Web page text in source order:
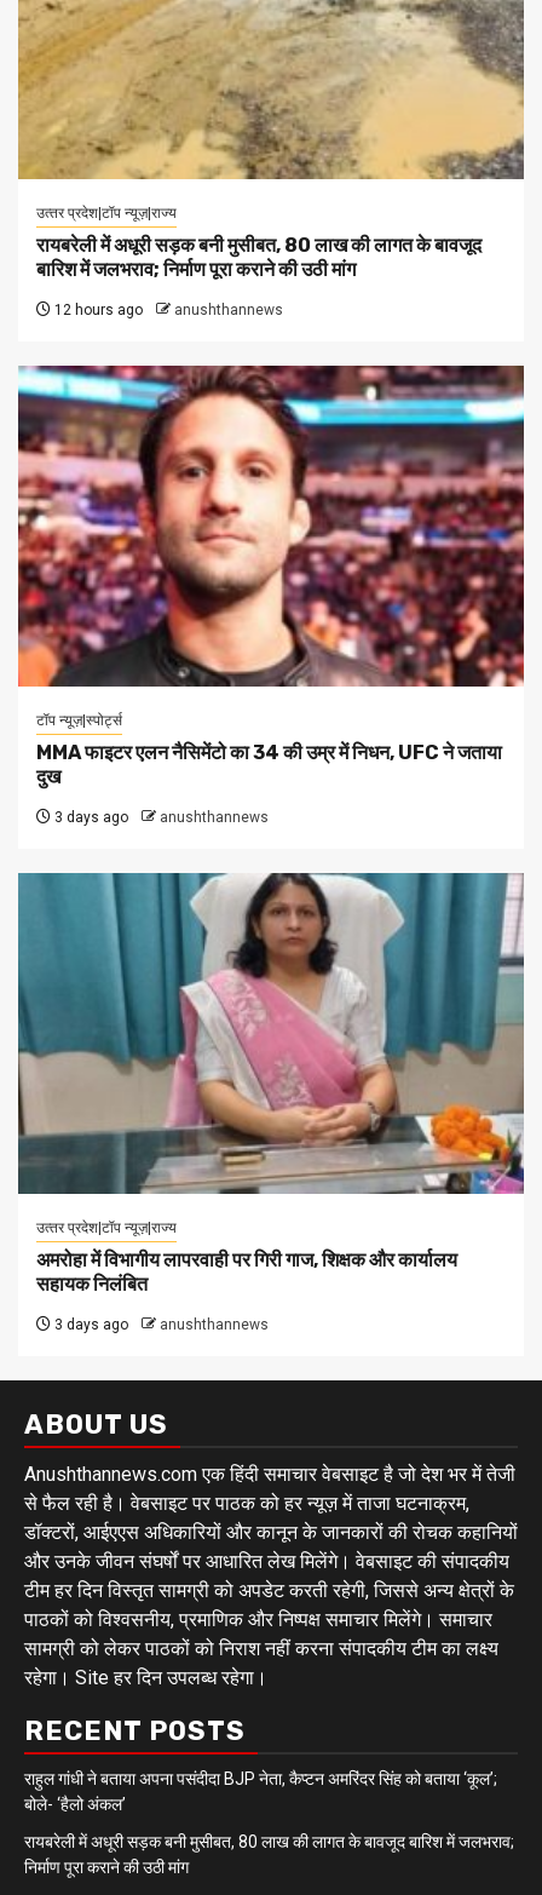
उत्‍तर प्रदेश|टॉप न्यूज़|राज्य
रायबरेली में अधूरी सड़क बनी मुसीबत, 80 लाख की लागत के बावजूद
बारिश में जलभराव; निर्माण पूरा कराने की उठी मांग
12 hours ago anushthannews
टॉप न्यूज़|स्पोर्ट्स
MMA फाइटर एलन नैसिमेंटो का 34 की उम्र में निधन, UFC ने जताया
दुख
3 days ago anushthannews
उत्‍तर प्रदेश|टॉप न्यूज़|राज्य
अमरोहा में विभागीय लापरवाही पर गिरी गाज, शिक्षक और कार्यालय
सहायक निलंबित
3 days ago anushthannews
ABOUT US
Anushthannews.com एक हिंदी समाचार वेबसाइट है जो देश भर में तेजी
से फैल रही है। वेबसाइट पर पाठक को हर न्यूज़ में ताजा घटनाक्रम,
डॉक्टरों, आईएएस अधिकारियों और कानून के जानकारों की रोचक कहानियों
और उनके जीवन संघर्षों पर आधारित लेख मिलेंगे। वेबसाइट की संपादकीय
टीम हर दिन विस्तृत सामग्री को अपडेट करती रहेगी, जिससे अन्य क्षेत्रों के
पाठकों को विश्वसनीय, प्रमाणिक और निष्पक्ष समाचार मिलेंगे। समाचार
सामग्री को लेकर पाठकों को निराश नहीं करना संपादकीय टीम का लक्ष्य
रहेगा। Site हर दिन उपलब्ध रहेगा।
RECENT POSTS
राहुल गांधी ने बताया अपना पसंदीदा BJP नेता, कैप्टन अमरिंदर सिंह को बताया ‘कूल’;
बोले- ‘हैलो अंकल’
रायबरेली में अधूरी सड़क बनी मुसीबत, 80 लाख की लागत के बावजूद बारिश में जलभराव;
निर्माण पूरा कराने की उठी मांग